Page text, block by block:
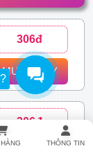
THÔNG TIN
306đ
MUA NGAY
306đ